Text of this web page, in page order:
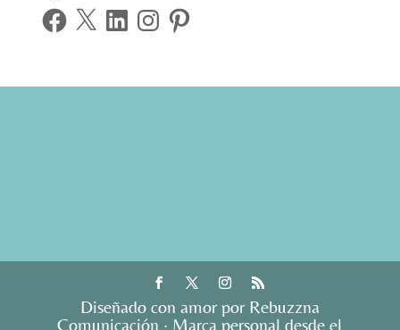
Facebook
X LinkedInInstagramPinterest
Diseñado con amor por Rebuzzna
Comunicación · Marca personal desde el